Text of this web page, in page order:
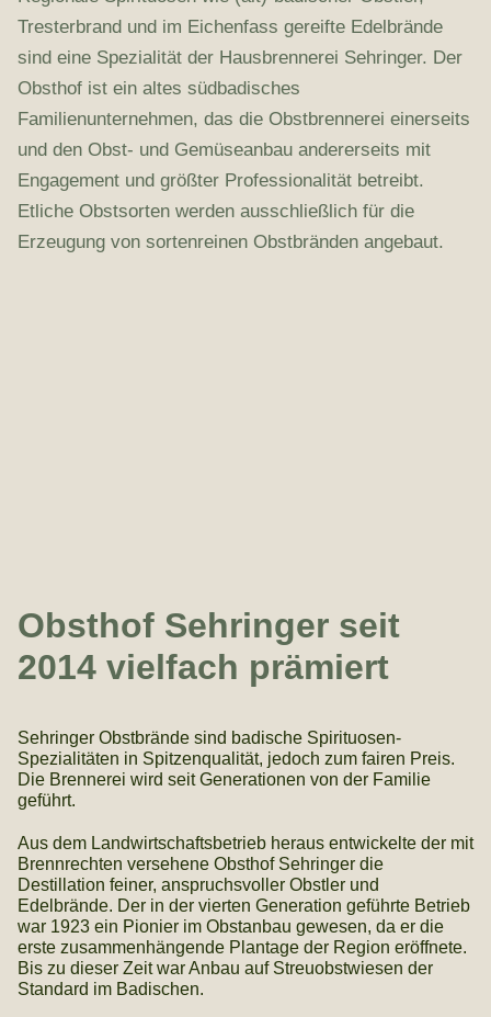
Tresterbrand und im Eichenfass gereifte Edelbrände
sind eine Spezialität der Hausbrennerei Sehringer. Der
Obsthof ist ein altes südbadisches
Familienunternehmen, das die Obstbrennerei einerseits
und den Obst- und Gemüseanbau andererseits mit
Engagement und größter Professionalität betreibt.
Etliche Obstsorten werden ausschließlich für die
Erzeugung von sortenreinen Obstbränden angebaut.
Obsthof Sehringer seit
2014 vielfach prämiert
Sehringer Obstbrände sind badische Spirituosen-
Spezialitäten in Spitzenqualität, jedoch zum fairen Preis.
Die Brennerei wird seit Generationen von der Familie
geführt.
Aus dem Landwirtschaftsbetrieb heraus entwickelte der mit
Brennrechten versehene Obsthof Sehringer die
Destillation feiner, anspruchsvoller Obstler und
Edelbrände. Der in der vierten Generation geführte Betrieb
war 1923 ein Pionier im Obstanbau gewesen, da er die
erste zusammenhängende Plantage der Region eröffnete.
Bis zu dieser Zeit war Anbau auf Streuobstwiesen der
Standard im Badischen.